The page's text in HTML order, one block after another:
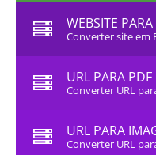
WEBSITE
Converter site em
URL PARA PDF
Converter URL
URL PARA
Converter URL